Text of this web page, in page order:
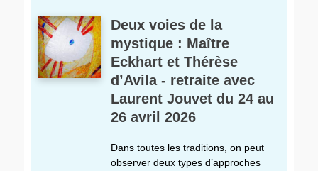
Deux voies de la
mystique : Maître
Eckhart et Thérèse
d’Avila - retraite avec
Laurent Jouvet du 24 au
26 avril 2026
Dans toutes les traditions, on peut
observer deux types d’approches